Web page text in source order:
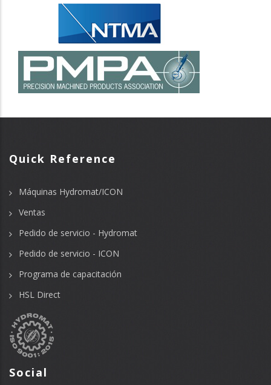
Quick Reference
Máquinas Hydromat/ICON
Ventas
Pedido de servicio - Hydromat
Pedido de servicio - ICON
Programa de capacitación
HSL Direct
Social